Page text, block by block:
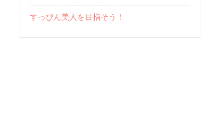
すっぴん美人を目指そう！